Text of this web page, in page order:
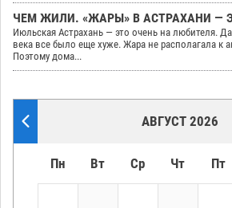
ЧЕМ ЖИЛИ. «ЖАРЫ» В АСТРАХАНИ —
Июльская Астрахань — это очень на любителя.
века все было еще хуже. Жара не располагала к
Поэтому дома...
АВГУСТ 2026
Пн Вт Ср Чт Пт